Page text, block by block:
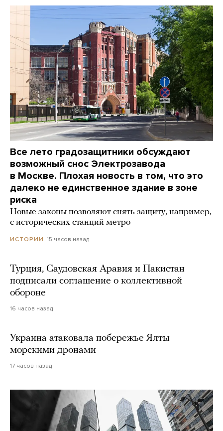
Все лето градозащитники обсуждают
возможный снос Электрозавода
в Москве. Плохая новость в том, что это
далеко не единственное здание в зоне
риска
Новые законы позволяют снять защиту, например,
с исторических станций метро
ИСТОРИИ 15 часов назад
Турция, Саудовская Аравия и Пакистан
подписали соглашение о коллективной
обороне
16 часов назад
Украина атаковала побережье Ялты
морскими дронами
17 часов назад